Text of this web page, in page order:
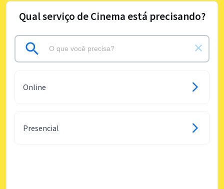
Qual serviço de Cinema está precisando?
Online
Presencial